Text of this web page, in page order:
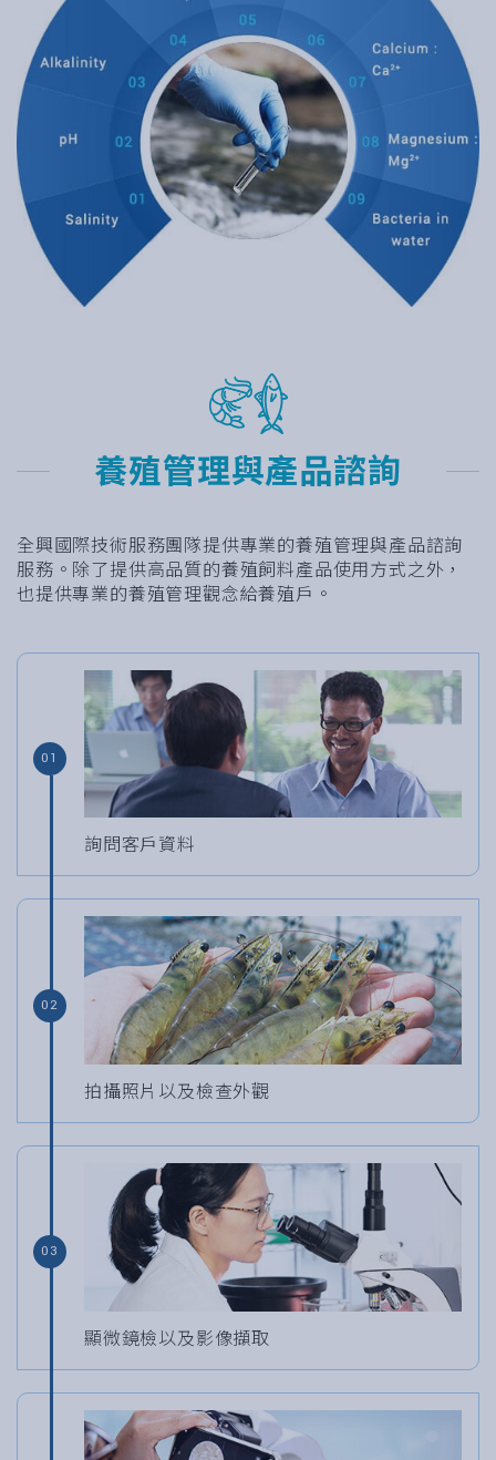
養殖管理與產品諮詢
全興國際技術服務團隊提供專業的養殖管理與產品諮詢
服務。除了提供高品質的養殖飼料產品使用方式之外，
也提供專業的養殖管理觀念給養殖戶。
01
詢問客戶資料
02
拍攝照片以及檢查外觀
03
顯微鏡檢以及影像擷取